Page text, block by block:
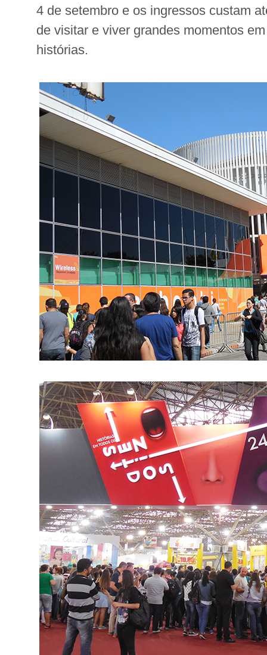
4 de setembro e os ingressos custam
de visitar e viver grandes momentos
histórias.